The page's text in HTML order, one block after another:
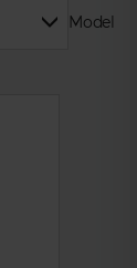
Model